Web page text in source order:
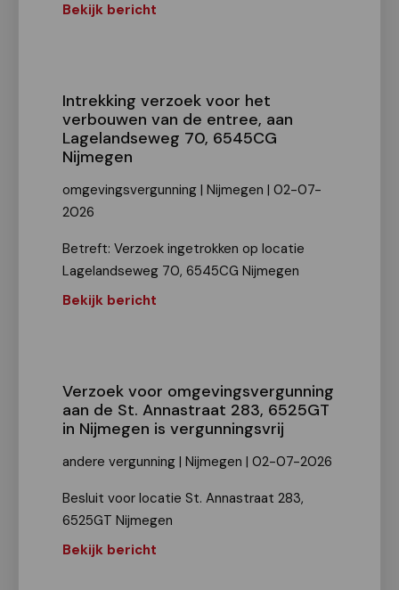
Bekijk bericht
Intrekking verzoek voor het
verbouwen van de entree, aan
Lagelandseweg 70, 6545CG
Nijmegen
omgevingsvergunning | Nijmegen | 02-07-
2026
Betreft: Verzoek ingetrokken op locatie
Lagelandseweg 70, 6545CG Nijmegen
Bekijk bericht
Verzoek voor omgevingsvergunning
aan de St. Annastraat 283, 6525GT
in Nijmegen is vergunningsvrij
andere vergunning | Nijmegen | 02-07-2026
Besluit voor locatie St. Annastraat 283,
6525GT Nijmegen
Bekijk bericht